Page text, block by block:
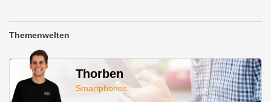
Themenwelten
Thorben
Smartphones